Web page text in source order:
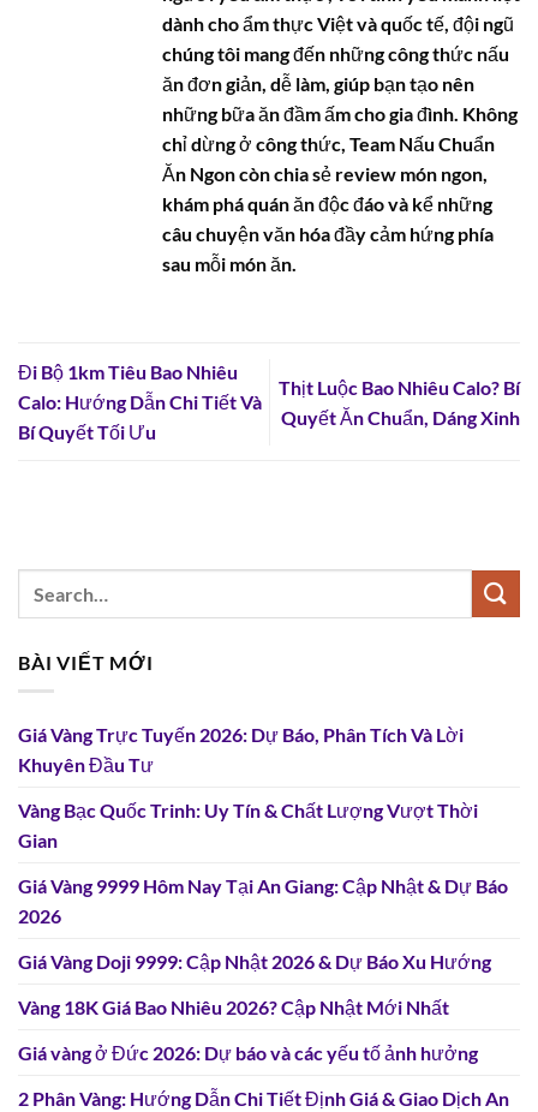
dành cho ẩm thực Việt và quốc tế, đội ngũ
chúng tôi mang đến những công thức nấu
ăn đơn giản, dễ làm, giúp bạn tạo nên
những bữa ăn đầm ấm cho gia đình. Không
chỉ dừng ở công thức, Team Nấu Chuẩn
Ăn Ngon còn chia sẻ review món ngon,
khám phá quán ăn độc đáo và kể những
câu chuyện văn hóa đầy cảm hứng phía
sau mỗi món ăn.
Đi Bộ 1km Tiêu Bao Nhiêu
Calo: Hướng Dẫn Chi Tiết Và
Bí Quyết Tối Ưu
Thịt Luộc Bao Nhiêu Calo? Bí
Quyết Ăn Chuẩn, Dáng Xinh
BÀI VIẾT MỚI
Giá Vàng Trực Tuyến 2026: Dự Báo, Phân Tích Và Lời
Khuyên Đầu Tư
Vàng Bạc Quốc Trinh: Uy Tín & Chất Lượng Vượt Thời
Gian
Giá Vàng 9999 Hôm Nay Tại An Giang: Cập Nhật & Dự Báo
2026
Giá Vàng Doji 9999: Cập Nhật 2026 & Dự Báo Xu Hướng
Vàng 18K Giá Bao Nhiêu 2026? Cập Nhật Mới Nhất
Giá vàng ở Đức 2026: Dự báo và các yếu tố ảnh hưởng
2 Phân Vàng: Hướng Dẫn Chi Tiết Định Giá & Giao Dịch An